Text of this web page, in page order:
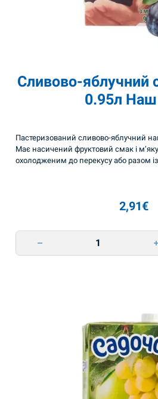
Сливово-яблучний
0.95л Наш
Пастеризований сливово-яблучний
Має насичений фруктовий смак і
охолодженим до перекусу або разом
2,91€
Сливово-яблучний соковий напій